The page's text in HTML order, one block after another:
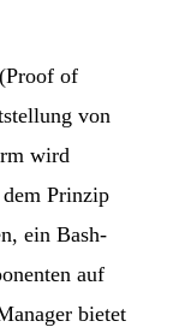
of
von
wird
Prinzip
ein Bash-
auf
bietet